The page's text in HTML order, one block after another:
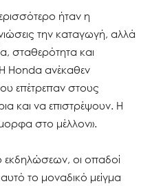
ήταν η
την καταγωγή, αλλά
σταθερότητα και
Honda ανέκαθεν
επέτρεπαν στους
και να επιστρέψουν. Η
στο μέλλον».
εκδηλώσεων, οι οπαδοί
το μοναδικό μείγμα